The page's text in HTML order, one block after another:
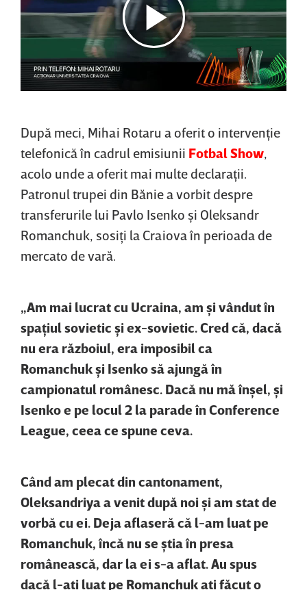
După meci, Mihai Rotaru a oferit o intervenţie
telefonică în cadrul emisiunii Fotbal Show,
acolo unde a oferit mai multe declaraţii.
Patronul trupei din Bănie a vorbit despre
transferurile lui Pavlo Isenko şi Oleksandr
Romanchuk, sosiţi la Craiova în perioada de
mercato de vară.
„Am mai lucrat cu Ucraina, am şi vândut în
spaţiul sovietic şi ex-sovietic. Cred că, dacă
nu era războiul, era imposibil ca
Romanchuk şi Isenko să ajungă în
campionatul românesc. Dacă nu mă înşel, şi
Isenko e pe locul 2 la parade în Conference
League, ceea ce spune ceva.
Când am plecat din cantonament,
Oleksandriya a venit după noi şi am stat de
vorbă cu ei. Deja aflaseră că l-am luat pe
Romanchuk, încă nu se ştia în presa
românească, dar la ei s-a aflat. Au spus
dacă l-aţi luat pe Romanchuk aţi făcut o